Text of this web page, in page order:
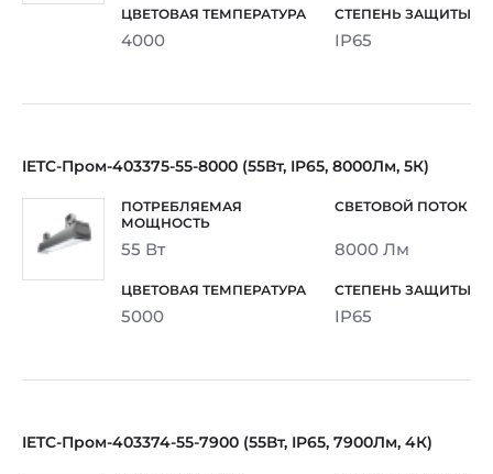
4000 IP65
IETC-Пром-403375-55-8000 (55Вт, IP65, 8000Лм, 5К)
55 Вт 8000 Лм
5000 IP65
IETC-Пром-403374-55-7900 (55Вт, IP65, 7900Лм, 4К)